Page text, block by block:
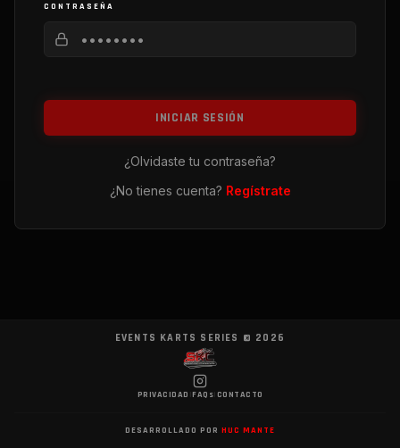
CONTRASEÑA
INICIAR SESIÓN
¿Olvidaste tu contraseña?
¿No tienes cuenta? Regístrate
EVENTS KARTS SERIES © 2026
PRIVACIDAD FAQs CONTACTO
DESARROLLADO POR HUC MANTE